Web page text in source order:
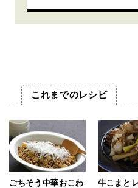
これまでのレシピ
ごちそう中華おこわ
牛こまと